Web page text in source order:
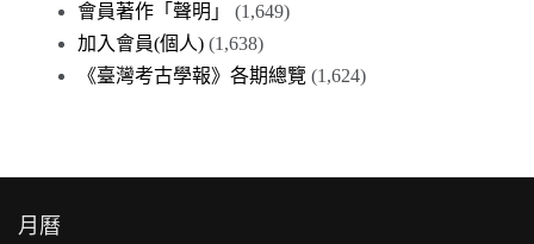
會員著作「聲明」
(1,649)
加入會員(個人) (1,638)
《臺灣考古學報》各期總覽 (1,624)
月曆